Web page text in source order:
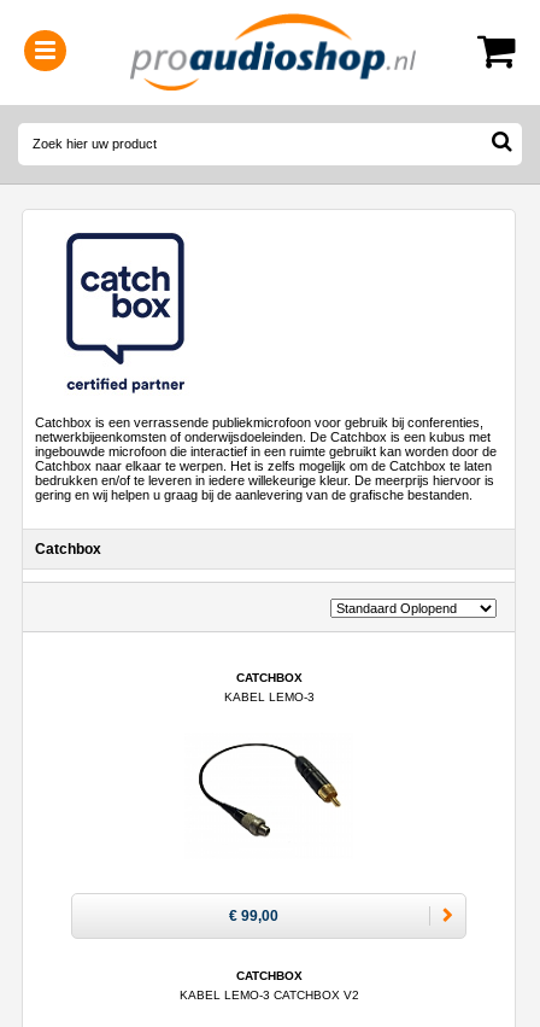
0314-364515
Catchbox is een verrassende publiekmicrofoon voor gebruik bij conferenties,
netwerkbijeenkomsten of onderwijsdoeleinden. De Catchbox is een kubus met
ingebouwde microfoon die interactief in een ruimte gebruikt kan worden door de
Catchbox naar elkaar te werpen. Het is zelfs mogelijk om de Catchbox te laten
bedrukken en/of te leveren in iedere willekeurige kleur. De meerprijs hiervoor is
gering en wij helpen u graag bij de aanlevering van de grafische bestanden.
Catchbox
CATCHBOX
KABEL LEMO-3
€ 99,00
CATCHBOX
KABEL LEMO-3 CATCHBOX V2